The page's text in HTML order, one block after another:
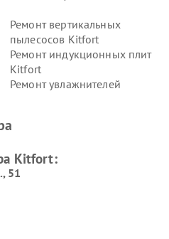
Ремонт вертикальных
пылесосов Kitfort
Ремонт индукционных плит
Kitfort
Ремонт увлажнителей
Kitfort
Kitfort
Kitfort:
51